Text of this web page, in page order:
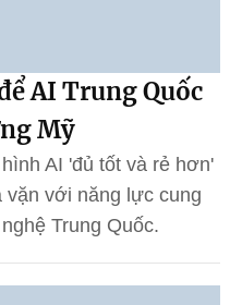
AI Trung Quốc
Mỹ
AI 'đủ tốt và rẻ hơn'
vặn với năng lực cung
Trung Quốc.